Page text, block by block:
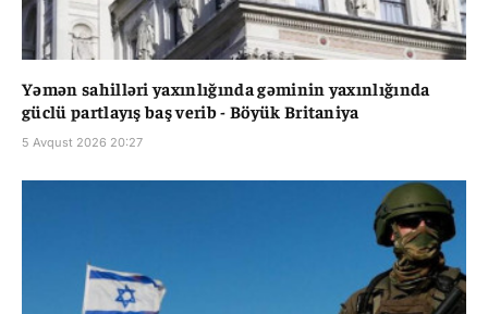
Yəmən sahilləri yaxınlığında gəminin yaxınlığında
güclü partlayış baş verib - Böyük Britaniya
5 Avqust 2026 20:27